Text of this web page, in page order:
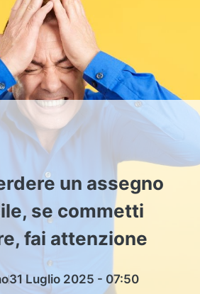
un assegno
se commetti
fai attenzione
31 Luglio 2025 - 07:50